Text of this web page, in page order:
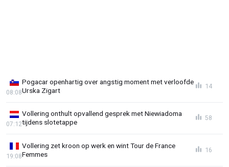
Pogacar openhartig over angstig moment met verloofde
Urska Zigart
08:08
14
Vollering onthult opvallend gesprek met Niewiadoma
tijdens slotetappe
07:12
58
Vollering zet kroon op werk en wint Tour de France
Femmes
19:08
16